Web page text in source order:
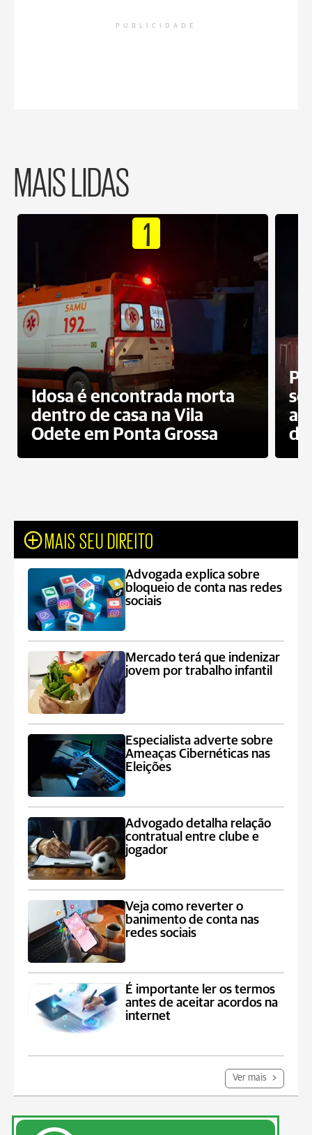
PUBLICIDADE
MAIS LIDAS
1
Idosa é encontrada morta
dentro de casa na Vila
Odete em Ponta Grossa
do
MAIS SEU DIREITO
Advogada explica sobre
bloqueio de conta nas redes
sociais
Mercado terá que indenizar
jovem por trabalho infantil
Especialista adverte sobre
Ameaças Cibernéticas nas
Eleições
Advogado detalha relação
contratual entre clube e
jogador
Veja como reverter o
banimento de conta nas
redes sociais
É importante ler os termos
antes de aceitar acordos na
internet
Ver mais